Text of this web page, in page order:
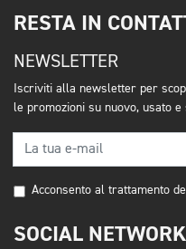
RESTA IN
NEWSLETTER
Iscriviti alla newsletter per
le promozioni su nuovo, usato e
Acconsento al trattamento
SOCIAL NETWORK